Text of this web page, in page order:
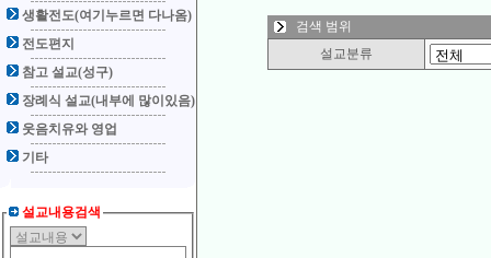
생활전도(여기누르면 다나옴)
전도편지
참고 설교(성구)
장례식 설교(내부에 많이있음)
웃음치유와 영업
기타
설교내용검색
검색 범위
설교분류